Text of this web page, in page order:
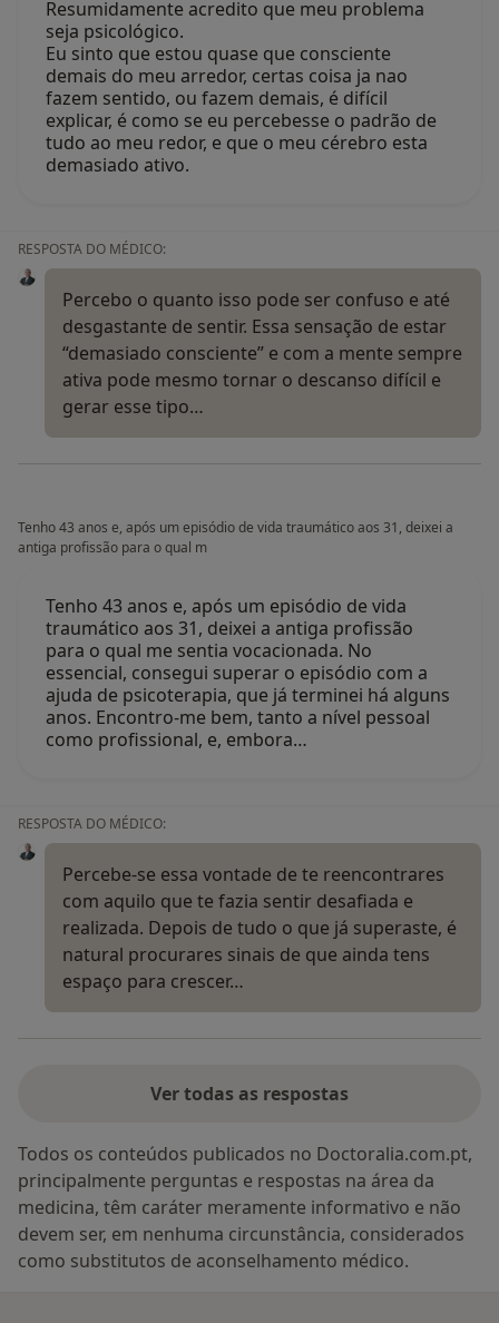
Resumidamente acredito que meu problema
seja psicológico.
Eu sinto que estou quase que consciente
demais do meu arredor, certas coisa ja nao
fazem sentido, ou fazem demais, é difícil
explicar, é como se eu percebesse o padrão de
tudo ao meu redor, e que o meu cérebro esta
demasiado ativo.
RESPOSTA DO MÉDICO:
Percebo o quanto isso pode ser confuso e até
desgastante de sentir. Essa sensação de estar
“demasiado consciente” e com a mente sempre
ativa pode mesmo tornar o descanso difícil e
gerar esse tipo…
Tenho 43 anos e, após um episódio de vida traumático aos 31, deixei a
antiga profissão para o qual m
Tenho 43 anos e, após um episódio de vida
traumático aos 31, deixei a antiga profissão
para o qual me sentia vocacionada. No
essencial, consegui superar o episódio com a
ajuda de psicoterapia, que já terminei há alguns
anos. Encontro-me bem, tanto a nível pessoal
como profissional, e, embora…
RESPOSTA DO MÉDICO:
Percebe-se essa vontade de te reencontrares
com aquilo que te fazia sentir desafiada e
realizada. Depois de tudo o que já superaste, é
natural procurares sinais de que ainda tens
espaço para crescer…
Ver todas as respostas
Todos os conteúdos publicados no Doctoralia.com.pt,
principalmente perguntas e respostas na área da
medicina, têm caráter meramente informativo e não
devem ser, em nenhuma circunstância, considerados
como substitutos de aconselhamento médico.